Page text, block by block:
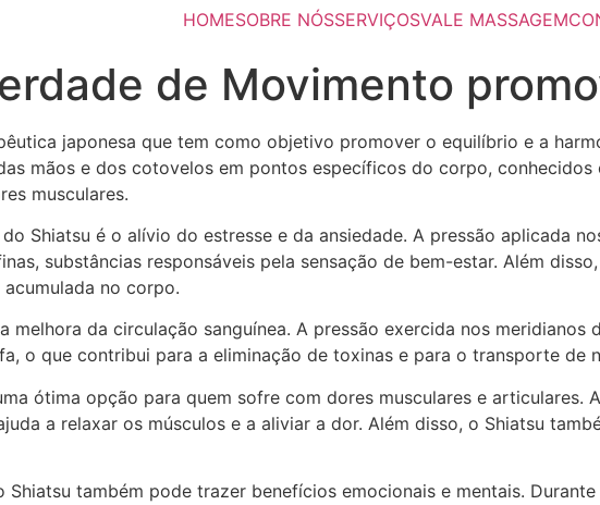
HOMESOBRE NÓSSERVIÇOSVALE MASSAGEM
de Movimento
japonesa que tem como objetivo promover o equilíbrio e a
mãos e dos cotovelos em pontos específicos do corpo,
musculares.
Shiatsu é o alívio do estresse e da ansiedade. A pressão aplicada
substâncias responsáveis pela sensação de bem-estar. Além
no corpo.
melhora da circulação sanguínea. A pressão exercida nos meridianos
o que contribui para a eliminação de toxinas e para o transporte de
ótima opção para quem sofre com dores musculares e articulares.
a relaxar os músculos e a aliviar a dor. Além disso, o Shiatsu
também pode trazer benefícios emocionais e mentais.